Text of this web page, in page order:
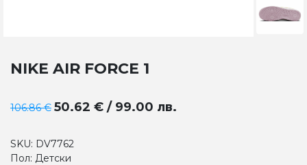
NIKE AIR FORCE 1
106.86 € 50.62 € / 99.00 лв.
SKU: DV7762
Пол: Детски